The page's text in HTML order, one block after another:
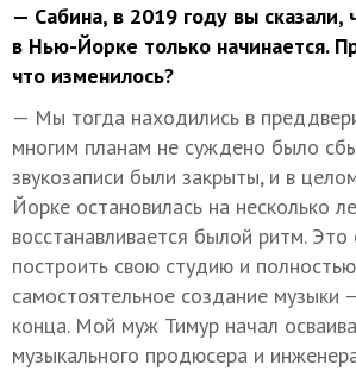
— Сабина, в 2019 году вы сказали,
в Нью-Йорке только начинается.
что изменилось?
— Мы тогда находились в
многим планам не суждено было
звукозаписи были закрыты, и в
Йорке остановилась на несколько
восстанавливается былой ритм. Это
построить свою студию и
самостоятельное создание музыки
конца. Мой муж Тимур начал
музыкального продюсера и